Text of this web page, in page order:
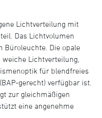
Lichtverteilung mit
Das Lichtvolumen
Büroleuchte. Die opale
Lichtverteilung,
für blendfreies
gerecht) verfügbar ist.
zur gleichmäßigen
eine angenehme